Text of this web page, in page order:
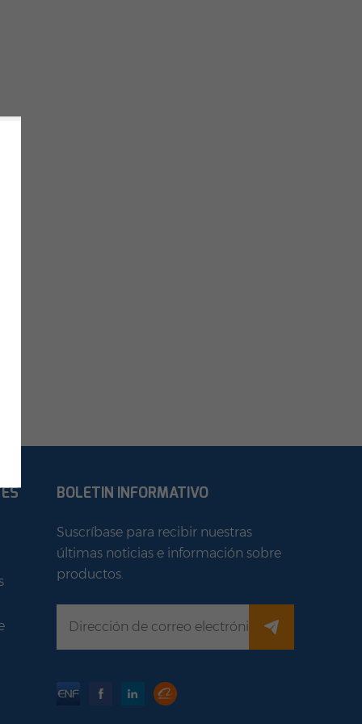
BOLETIN INFORMATIVO
Suscríbase para recibir nuestras
últimas noticias e información sobre
productos.